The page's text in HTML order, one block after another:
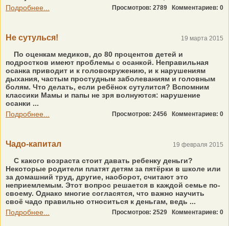
Подробнее...
Просмотров: 2789 Комментариев: 0
Не сутулься! 19 марта 2015
По оценкам медиков, до 80 процентов детей и
подростков имеют проблемы с осанкой. Неправильная
осанка приводит и к головокружению, и к нарушениям
дыхания, частым простудным заболеваниям и головным
болям. Что делать, если ребёнок сутулится? Вспомним
классики Мамы и папы не зря волнуются: нарушение
осанки ...
Подробнее...
Просмотров: 2456 Комментариев: 0
Чадо-капитал 19 февраля 2015
С какого возраста стоит давать ребенку деньги?
Некоторые родители платят детям за пятёрки в школе или
за домашний труд, другие, наоборот, считают это
неприемлемым. Этот вопрос решается в каждой семье по-
своему. Однако многие согласятся, что важно научить
своё чадо правильно относиться к деньгам, ведь ...
Подробнее...
Просмотров: 2529 Комментариев: 0